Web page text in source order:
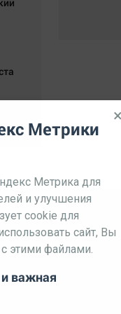
×
Метрики
Метрика для
и улучшения
cookie для
сайт, Вы
с этими файлами.
важная